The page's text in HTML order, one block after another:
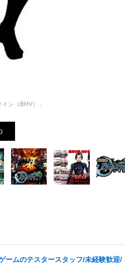
ン（BHV）」
ームのテスタースタッフ/未経験歓迎/